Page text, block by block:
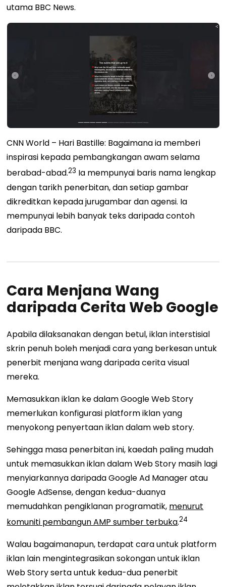
utama BBC News.
CNN World – Hari Bastille: Bagaimana ia memberi
inspirasi kepada pembangkangan awam selama
berabad-abad.23 Ia mempunyai baris nama lengkap
dengan tarikh penerbitan, dan setiap gambar
dikreditkan kepada jurugambar danagensi. Ia
mempunyai lebih banyak teks daripada contoh
daripada BBC.
Cara Menjana Wang
daripada Cerita Web Google
Apabila dilaksanakan dengan betul, iklan interstisial
skrin penuh boleh menjadi cara yang berkesan untuk
penerbit menjana wang daripadacerita visual
mereka.
Memasukkan iklan ke dalam Google Web Story
memerlukan konfigurasi platform iklan yang
menyokong penyertaaniklan dalam web story.
Sehingga masa penerbitan ini, kaedah paling mudah
untuk memasukkan iklan dalam Web Story masih lagi
menyiarkannya daripada Google Ad Manager atau
Google AdSense, dengan kedua-duanya
memudahkan pengiklanan programatik, menurut
komuniti pembangun AMP sumber terbuka.24
Walau bagaimanapun, terdapat cara untuk platform
iklan lain mengintegrasikan sokongan untuk iklan
Web Story serta untuk kedua-dua penerbit